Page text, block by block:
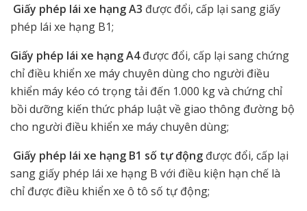
Giấy phép lái xe hạng A3 được đổi, cấp lại sang giấy
phép lái xe hạng B1;
Giấy phép lái xe hạng A4được đổi, cấp lại sang chứng
chỉ điều khiển xe máy chuyên dùng cho người điều
khiển máy kéo có trọng tải đến 1.000 kg và chứng chỉ
bồi dưỡng kiến thức pháp luật về giao thông đường bộ
cho người điều khiển xe máy chuyên dùng;
Giấy phép lái xe hạng B1 số tự động được đổi, cấp lại
sang giấy phép lái xe hạng B với điều kiện hạn chế là
chỉ được điều khiển xe ô tô số tự động;